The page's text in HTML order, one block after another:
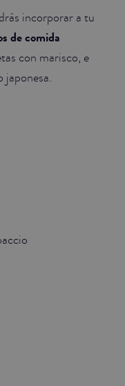
incorporar a tu
de comida
con marisco, e
japonesa.